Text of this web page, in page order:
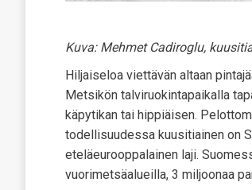
Kuva: Mehmet Cadiroglu,
Hiljaiseloa viettävän altaan
Metsikön talviruokintapaikalla
käpytikan tai hippiäisen.
todellisuudessa kuusitiainen on
eteläeurooppalainen laji.
vuorimetsäalueilla, 3 miljoonaa